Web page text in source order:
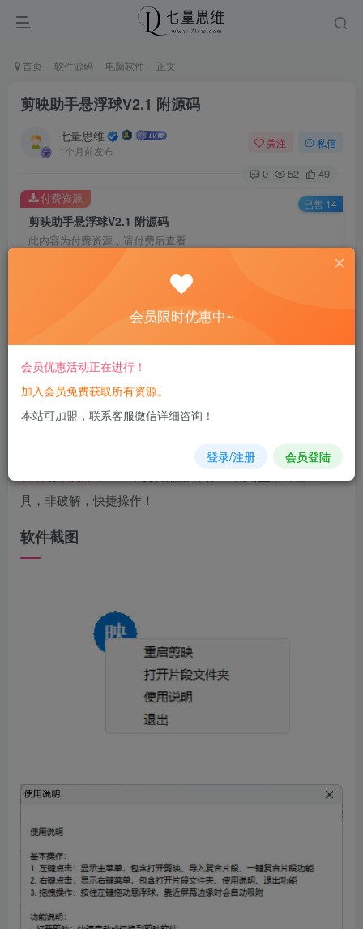
首页 软件源码 电脑软件 正文
剪映助手悬浮球V2.1 附源码
七量思维
1个月前发布
关注 私信
0 52 49
剪映助手悬浮球V2.1 附源码
此内容为付费资源，请付费后查看
6.6
您当前未登录！建议登陆后购买，可保存购买订单
付费资源 已售 14
具，非破解，快捷操作！
软件截图
会员限时优惠中~
会员优惠活动正在进行！
加入会员免费获取所有资源。
本站可加盟，联系客服微信详细咨询！
登录/注册 会员登陆